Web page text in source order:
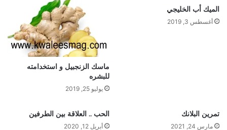
الميك أب الخليجي
أغسطس 3, 2019
ماسك الزنجبيل و استخدامته
للبشره
يوليو 25, 2019
تمرين البلانك
مارس 24, 2021
الحب .. العلاقة بين الطرفين
أبريل 12, 2020